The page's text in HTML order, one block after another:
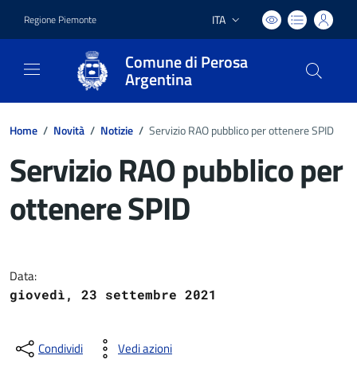
Regione Piemonte Lingua attiva:
ITA
Comune di Perosa
Argentina
Home / Novità / Notizie / Servizio RAO pubblico per ottenere SPID
Servizio RAO pubblico per
ottenere SPID
Data:
giovedì, 23 settembre 2021
Condividi Vedi azioni